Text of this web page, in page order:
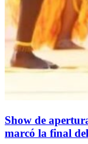
Show de
marcó la final